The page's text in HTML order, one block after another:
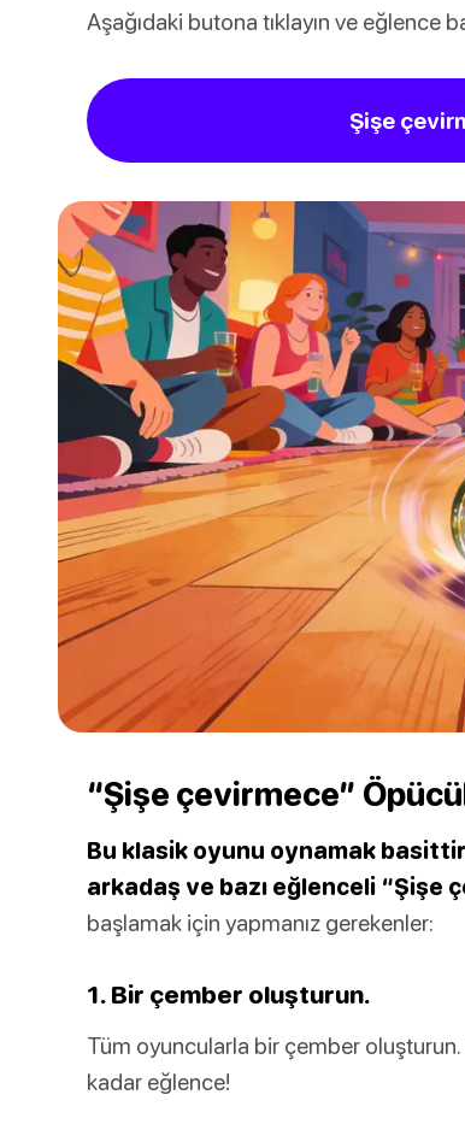
Aşağıdaki butona tıklayın ve eğlence
Şişe
“Şişe çevirmece”
Bu klasik oyunu oynamak
arkadaş ve bazı eğlenceli “Şişe
başlamak için yapmanız gerekenler:
1. Bir çember oluşturun.
Tüm oyuncularla bir çember
kadar eğlence!